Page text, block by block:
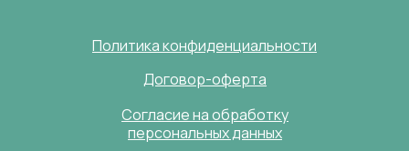
Политика конфиденциальности
Согласие на обработку
персональных данных
Договор-оферта